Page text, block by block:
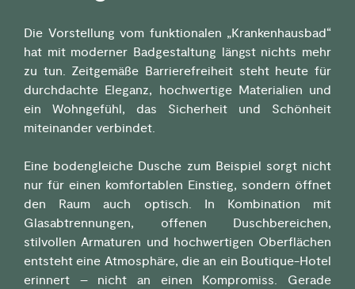
Die Vorstellung vom funktionalen „Krankenhausbad“
hat mit moderner Badgestaltung längst nichts mehr
zu tun. Zeitgemäße Barrierefreiheit steht heute für
durchdachte Eleganz, hochwertige Materialien und
ein Wohngefühl, das Sicherheit und Schönheit
miteinander verbindet.
Eine bodengleiche Dusche zum Beispiel sorgt nicht
nur für einen komfortablen Einstieg, sondern öffnet
den Raum auch optisch. In Kombination mit
Glasabtrennungen, offenen Duschbereichen,
stilvollen Armaturen und hochwertigen Oberflächen
entsteht eine Atmosphäre, die an ein Boutique-Hotel
erinnert – nicht an einen Kompromiss. Gerade